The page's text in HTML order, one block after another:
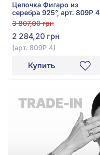
Цепочка Фигаро из
серебра 925°, арт. 809Р 4
3 807,00 грн
2 284,20 грн
(арт. 809Р 4)
Купить